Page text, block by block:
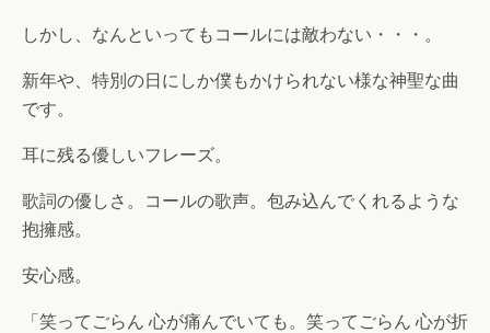
しかし、なんといってもコールには敵わない・・・。
新年や、特別の日にしか僕もかけられない様な神聖な曲
です。
耳に残る優しいフレーズ。
歌詞の優しさ。コールの歌声。包み込んでくれるような
抱擁感。
安心感。
「笑ってごらん 心が痛んでいても。笑ってごらん 心が折